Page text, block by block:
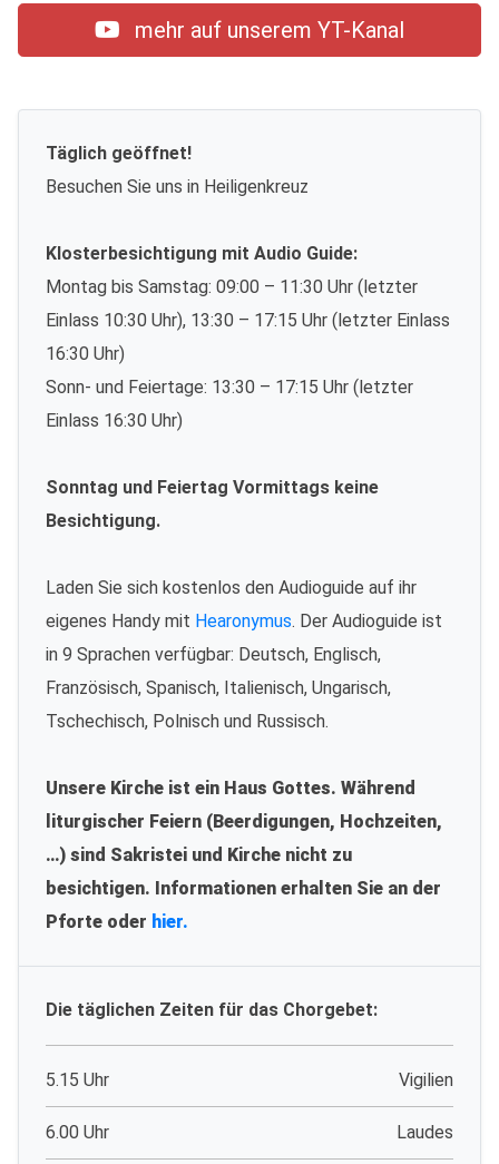
mehr auf unserem YT-Kanal
Täglich geöffnet!
Besuchen Sie uns in Heiligenkreuz
Klosterbesichtigung mit Audio Guide:
Montag bis Samstag: 09:00 – 11:30 Uhr (letzter
Einlass 10:30 Uhr), 13:30 – 17:15 Uhr (letzter Einlass
16:30 Uhr)
Sonn- und Feiertage: 13:30 – 17:15 Uhr (letzter
Einlass 16:30 Uhr)
Sonntag und Feiertag Vormittags keine
Besichtigung.
Laden Sie sich kostenlos den Audioguide auf ihr
eigenes Handy mit Hearonymus. Der Audioguide ist
in 9 Sprachen verfügbar: Deutsch, Englisch,
Französisch, Spanisch, Italienisch, Ungarisch,
Tschechisch, Polnisch und Russisch.
Unsere Kirche ist ein Haus Gottes. Während
liturgischer Feiern (Beerdigungen, Hochzeiten,
…) sind Sakristei und Kirche nicht zu
besichtigen. Informationen erhalten Sie an der
Pforte oder hier.
Die täglichen Zeiten für das Chorgebet:
5.15 Uhr Vigilien
6.00 Uhr Laudes